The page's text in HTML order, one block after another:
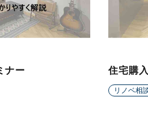
ナー 住宅購
リノベ相